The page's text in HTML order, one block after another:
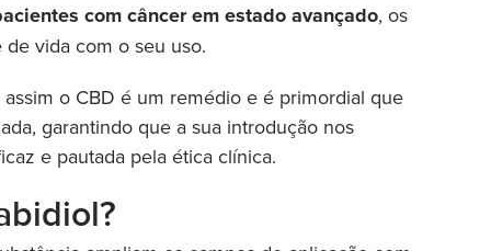
com câncer em estado avançado, os
vida com o seu uso.
o CBD é um remédio e é primordial que
garantindo que a sua introdução nos
e pautada pela ética clínica.